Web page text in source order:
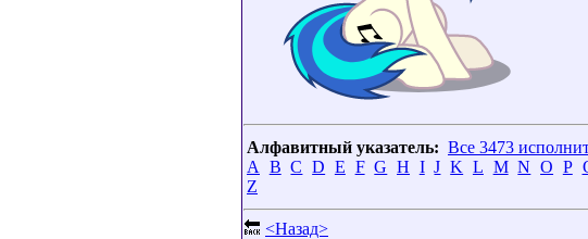
Алфавитный указатель: Все 3473
A
B C D E F G H I J K L M N O P
Z
🔙 <Назад>